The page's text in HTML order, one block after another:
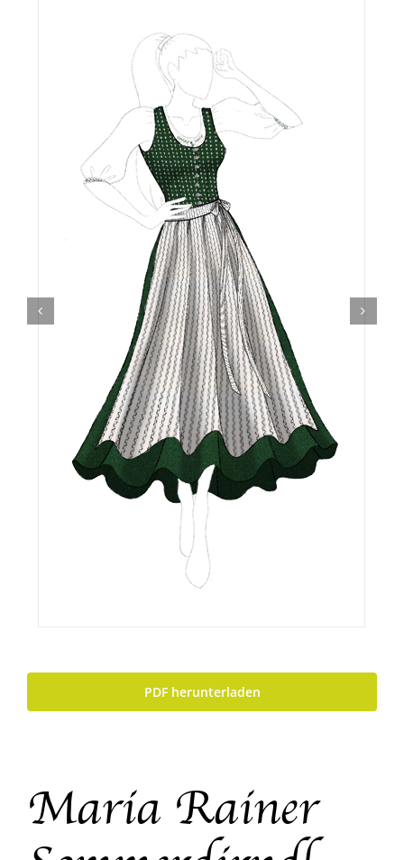
Kärntner Bildungswerk
Warenkorb
PDF herunterladen
Maria Rainer